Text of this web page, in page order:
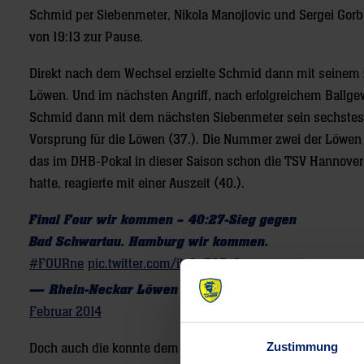
Zustimmung
Schmid per Siebenmeter, Nikola Manojlovic und Sergei
von 19:13 zur Pause.
Direkt nach dem Wechsel erzielte Schmid dann mit
Löwen. Und im nächsten Angriff, nach erfolgreichem
Schmid dann mit dem nächsten Siebenmeter sein
Vorsprung für die Löwen (37.). Die Nummer zwei der
das im DHB-Pokal in dieser Saison schon die TSV
hatte, reagierte mit einer Auszeit (40.).
Final Four wir kommen – 40:27-Sieg gegen
Bad Schwartau. Hamburg wir kommen.
#FOURne pic.twitter.com/ilo3pZQ5e3
— Rhein-Neckar Löwen (@RNLoewen)
Februar 2014
Doch auch die konnte dem Spiel aus der Sicht der Gäste